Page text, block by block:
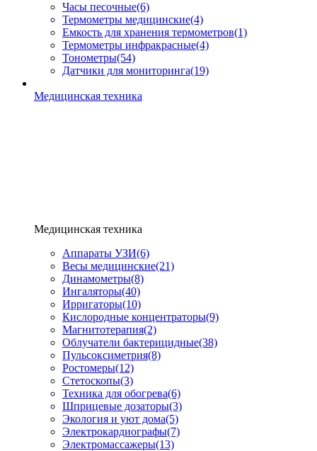
Часы песочные(6)
Термометры медицинские(4)
Емкость для хранения термометров(1)
Термометры инфракрасные(4)
Тонометры(54)
Датчики для мониторинга(19)
Медицинская техника
Медицинская техника
Аппараты УЗИ(6)
Весы медицинские(21)
Динамометры(8)
Ингаляторы(40)
Ирригаторы(10)
Кислородные концентраторы(9)
Магнитотерапия(2)
Облучатели бактерицидные(38)
Пульсоксиметрия(8)
Ростомеры(12)
Стетоскопы(3)
Техника для обогрева(6)
Шприцевые дозаторы(3)
Экология и уют дома(5)
Электрокардиографы(7)
Электромассажеры(13)